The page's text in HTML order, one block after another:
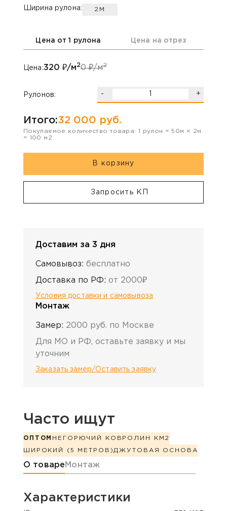
Ширина рулона: 2М
Цена от 1 рулона Цена на отрез
Цена:320 ₽/м20₽/м2
Рулонов: - +
Итого:32 000 руб.
Покупаемое количество товара: 1 рулон =50м × 2м
= 100 м2
В корзину
Запросить КП
Доставим за 3 дня
Самовывоз: бесплатно
Доставка по РФ: от 2000₽
Условия доставки и самовывоза
Монтаж
Замер: 2000 руб. по Москве
Для МО и РФ, оставьте заявку и мы
уточним
Заказать замер/Оставить заявку
Часто ищут
ОПТОМ НЕГОРЮЧИЙ КОВРОЛИН КМ2
ШИРОКИЙ (5 МЕТРОВ)ДЖУТОВАЯ ОСНОВА
Информация о товаре
О товаре Монтаж
Характеристики